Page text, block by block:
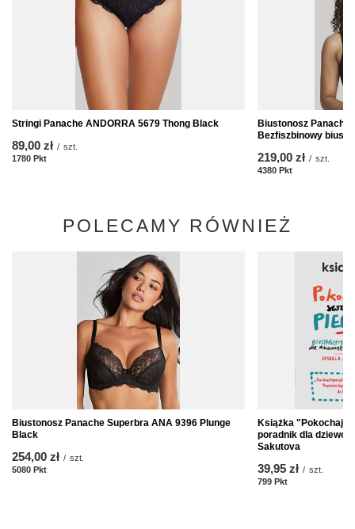
Stringi Panache ANDORRA 5679 Thong Black
89,00 zł / szt.
1780 Pkt
Biustonosz Panache
Bezfiszbinowy
219,00 zł / szt.
4380 Pkt
POLECAMY RÓWNIEŻ
Biustonosz Panache Superbra ANA 9396 Plunge
Black
254,00 zł / szt.
5080 Pkt
Książka "Pokochaj
poradnik dla
Sakutova
39,95 zł / szt.
799 Pkt